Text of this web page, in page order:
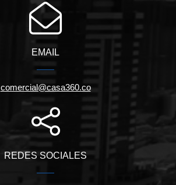
EMAIL
comercial@casa360.co
REDES SOCIALES